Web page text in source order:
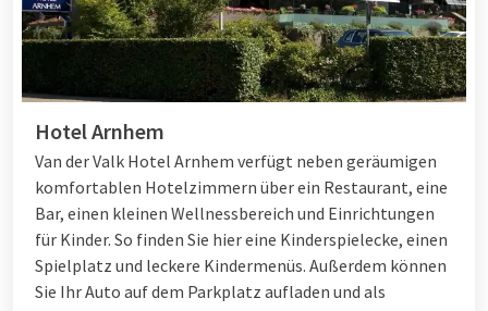
Hotel Arnhem
Van der Valk Hotel Arnhem verfügt neben geräumigen
komfortablen Hotelzimmern über ein Restaurant, eine
Bar, einen kleinen Wellnessbereich und Einrichtungen
für Kinder. So finden Sie hier eine Kinderspielecke, einen
Spielplatz und leckere Kindermenüs. Außerdem können
Sie Ihr Auto auf dem Parkplatz aufladen und als